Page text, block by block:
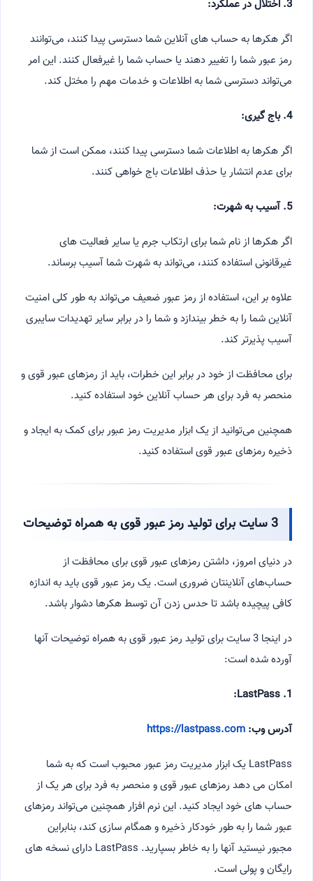
3. اختلال در عملکرد:
اگر هکرها به حساب های آنلاین شما دسترسی پیدا کنند، می‌توانند
رمز عبور شما را تغییر دهند یا حساب شما را غیرفعال کنند. این امر
می‌تواند دسترسی شما به اطلاعات و خدمات مهم را مختل کند.
4. باج گیری:
اگر هکرها به اطلاعات شما دسترسی پیدا کنند، ممکن است از شما
برای عدم انتشار یا حذف اطلاعات باج خواهی کنند.
5. آسیب به شهرت:
اگر هکرها از نام شما برای ارتکاب جرم یا سایر فعالیت های
غیرقانونی استفاده کنند، می‌تواند به شهرت شما آسیب برساند.
علاوه بر این، استفاده از رمز عبور ضعیف می‌تواند به طور کلی امنیت
آنلاین شما را به خطر بیندازد و شما را در برابر سایر تهدیدات سایبری
آسیب پذیرتر کند.
برای محافظت از خود در برابر این خطرات، باید از رمزهای عبور قوی و
منحصر به فرد برای هر حساب آنلاین خود استفاده کنید.
همچنین می‌توانید از یک ابزار مدیریت رمز عبور برای کمک به ایجاد و
ذخیره رمزهای عبور قوی استفاده کنید.
3 سایت برای تولید رمز عبور قوی به همراه توضیحات
در دنیای امروز، داشتن رمزهای عبور قوی برای محافظت از
حساب‌های آنلاینتان ضروری است. یک رمز عبور قوی باید به اندازه
کافی پیچیده باشد تا حدس زدن آن توسط هکرها دشوار باشد.
در اینجا 3 سایت برای تولید رمز عبور قوی به همراه توضیحات آنها
آورده شده است:
1. LastPass:
آدرس وب: https://lastpass.com
LastPass یک ابزار مدیریت رمز عبور محبوب است که به شما
امکان می دهد رمزهای عبور قوی و منحصر به فرد برای هر یک از
حساب های خود ایجاد کنید. این نرم افزار همچنین می‌تواند رمزهای
عبور شما را به طور خودکار ذخیره و همگام سازی کند، بنابراین
مجبور نیستید آنها را به خاطر بسپارید. LastPass دارای نسخه های
رایگان و پولی است.